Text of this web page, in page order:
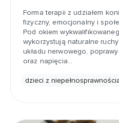
Forma terapii z udziałem
fizyczny, emocjonalny i
Pod okiem
wykorzystują naturalne
układu nerwowego,
oraz napięcia…
dzieci z